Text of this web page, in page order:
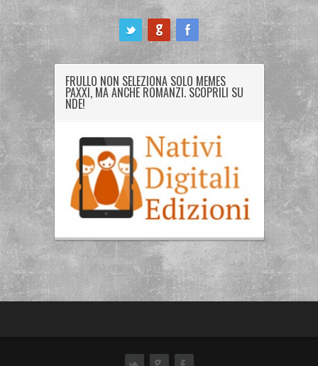
FRULLO NON SELEZIONA SOLO MEMES
PAXXI, MA ANCHE ROMANZI. SCOPRILI SU
NDE!